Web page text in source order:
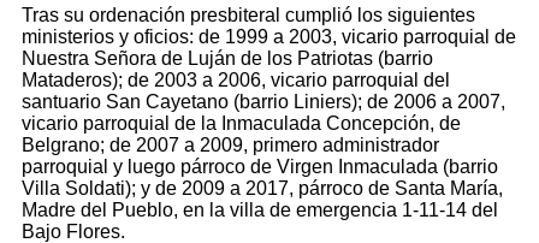
Tras su ordenación presbiteral cumplió los siguientes
ministerios y oficios: de 1999 a 2003, vicario parroquial de
Nuestra Señora de Luján de los Patriotas (barrio
Mataderos); de 2003 a 2006, vicario parroquial del
santuario San Cayetano (barrio Liniers); de 2006 a 2007,
vicario parroquial de la Inmaculada Concepción, de
Belgrano; de 2007 a 2009, primero administrador
parroquial y luego párroco de Virgen Inmaculada (barrio
Villa Soldati); y de 2009 a 2017, párroco de Santa María,
Madre del Pueblo, en la villa de emergencia 1-11-14 del
Bajo Flores.